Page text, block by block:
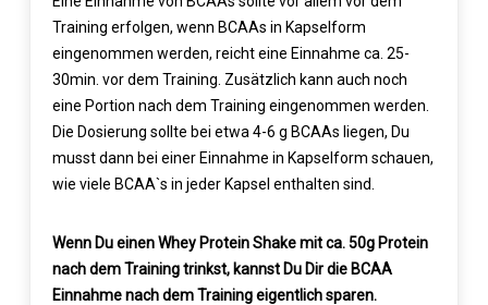
Training erfolgen, wenn BCAAs in Kapselform
eingenommen werden, reicht eine Einnahme ca. 25-
30min. vor dem Training. Zusätzlich kann auch noch
eine Portion nach dem Training eingenommen werden.
Die Dosierung sollte bei etwa 4-6 g BCAAs liegen, Du
musst dann bei einer Einnahme in Kapselform schauen,
wie viele BCAA`s in jeder Kapsel enthalten sind.
Wenn Du einen Whey Protein Shake mit ca. 50g Protein
nach dem Training trinkst, kannst Du Dir die BCAA
Einnahme nach dem Training eigentlich sparen.